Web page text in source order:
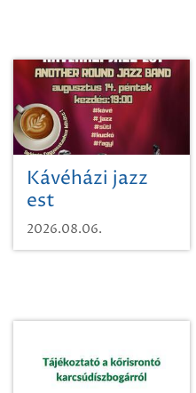
Kávéházi jazz
est
2026.08.06.